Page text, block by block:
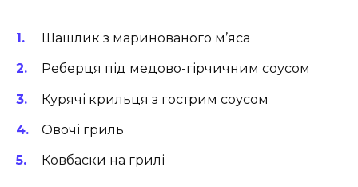
Шашлик з маринованого м’яса
Реберця під медово-гірчичним соусом
Курячі крильця з гострим соусом
Овочі гриль
Ковбаски на грилі